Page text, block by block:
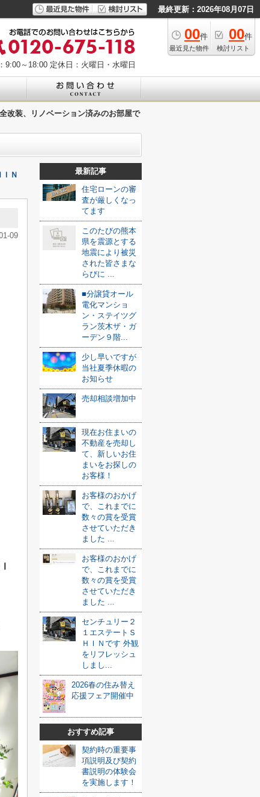
最終更新：2026年08月07日
00件
最近見た物件
00件
検討リスト
9:00～18:00 定休日：火曜日・水曜日
全改装、リノベーション済みのお部屋で
Ｎ
09
最新記事
住宅ローンの審
査が厳しくなっ
てます
このたびの熊本
県を震源とする
地震により被災
された皆さまな
らびに ...
■分譲貸オール
電化マンショ
ン・ステイツグ
ラン茨木ザ・ガ
ーデン９階...
少し早いですが
当社夏季休暇の
お知らせ
売却相談増加中
現在お住まいの
不動産を売却し
て、新しいお住
まいをお探しの
お客様！
お客様のおかげ
で、これまでに
数々の賞を受賞
させていただき
ました ...
お客様のおかげ
で、これまでに
数々の賞を受賞
させていただき
ました ...
センチュリー２
１エステートＳ
ＨＩＮです 外観
をリフレッシュ
しまし...
2026春の住み替え
応援フェア開催中
おすすめ記事
契約時の重要事
項説明及び契約
書説明の体験会
を実施します！